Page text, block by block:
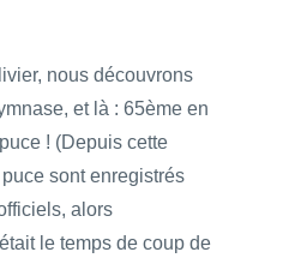
nous découvrons
et là : 65ème en
! (Depuis cette
sont enregistrés
alors
le temps de coup de